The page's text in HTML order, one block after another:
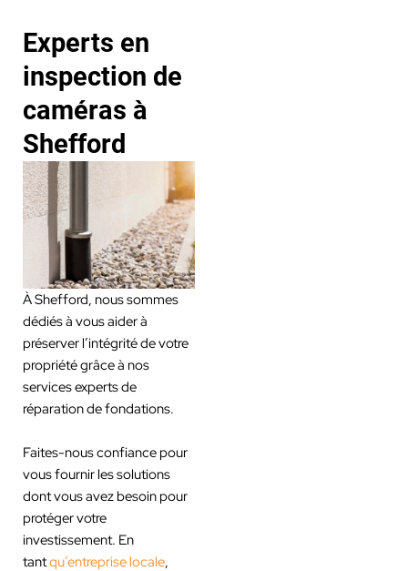
Experts en
inspection de
caméras à
Shefford
À Shefford, nous sommes
dédiés à vous aider à
préserver l’intégrité de votre
propriété grâce à nos
services experts de
réparation de fondations.
Faites-nous confiance pour
vous fournir les solutions
dont vous avez besoin pour
protéger votre
investissement. En
tantqu’entreprise locale,